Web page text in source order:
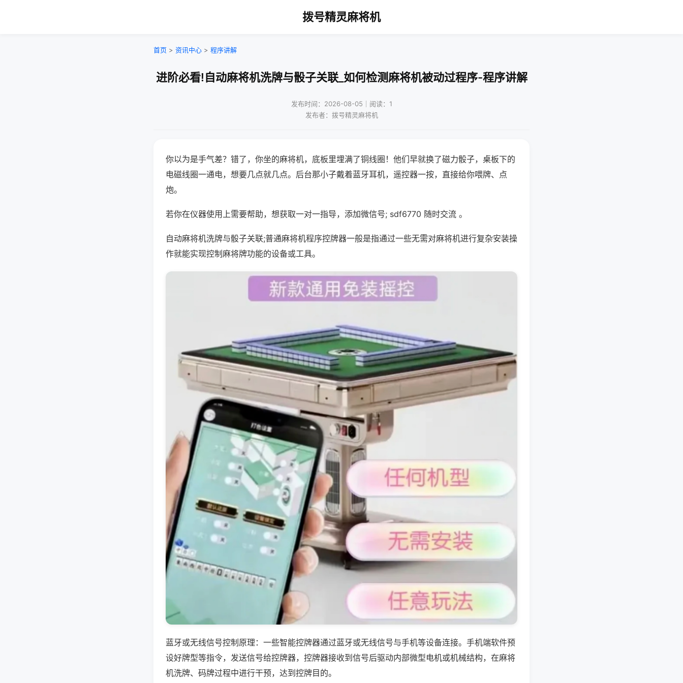
拨号精灵麻将机
首页 > 资讯中心 > 程序讲解
进阶必看!自动麻将机洗牌与骰子关联_如何检测麻将机被动过程序-程序讲解
发布时间：2026-08-05｜阅读：1
发布者：拨号精灵麻将机
你以为是手气差？错了，你坐的麻将机，底板里埋满了铜线圈！他们早就换了磁力骰子，桌板下的
电磁线圈一通电，想要几点就几点。后台那小子戴着蓝牙耳机，遥控器一按，直接给你喂牌、点
炮。
若你在仪器使用上需要帮助，想获取一对一指导，添加微信号; sdf6770 随时交流 。
自动麻将机洗牌与骰子关联;普通麻将机程序控牌器一般是指通过一些无需对麻将机进行复杂安装操
作就能实现控制麻将牌功能的设备或工具。
蓝牙或无线信号控制原理：一些智能控牌器通过蓝牙或无线信号与手机等设备连接。手机端软件预
设好牌型等指令，发送信号给控牌器，控牌器接收到信号后驱动内部微型电机或机械结构，在麻将
机洗牌、码牌过程中进行干预，达到控牌目的。